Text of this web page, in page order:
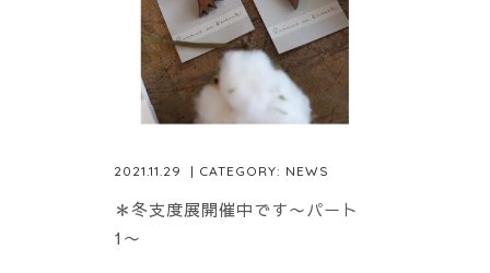
2021.11.29 | CATEGORY: NEWS
＊冬支度展開催中です〜パート
1〜